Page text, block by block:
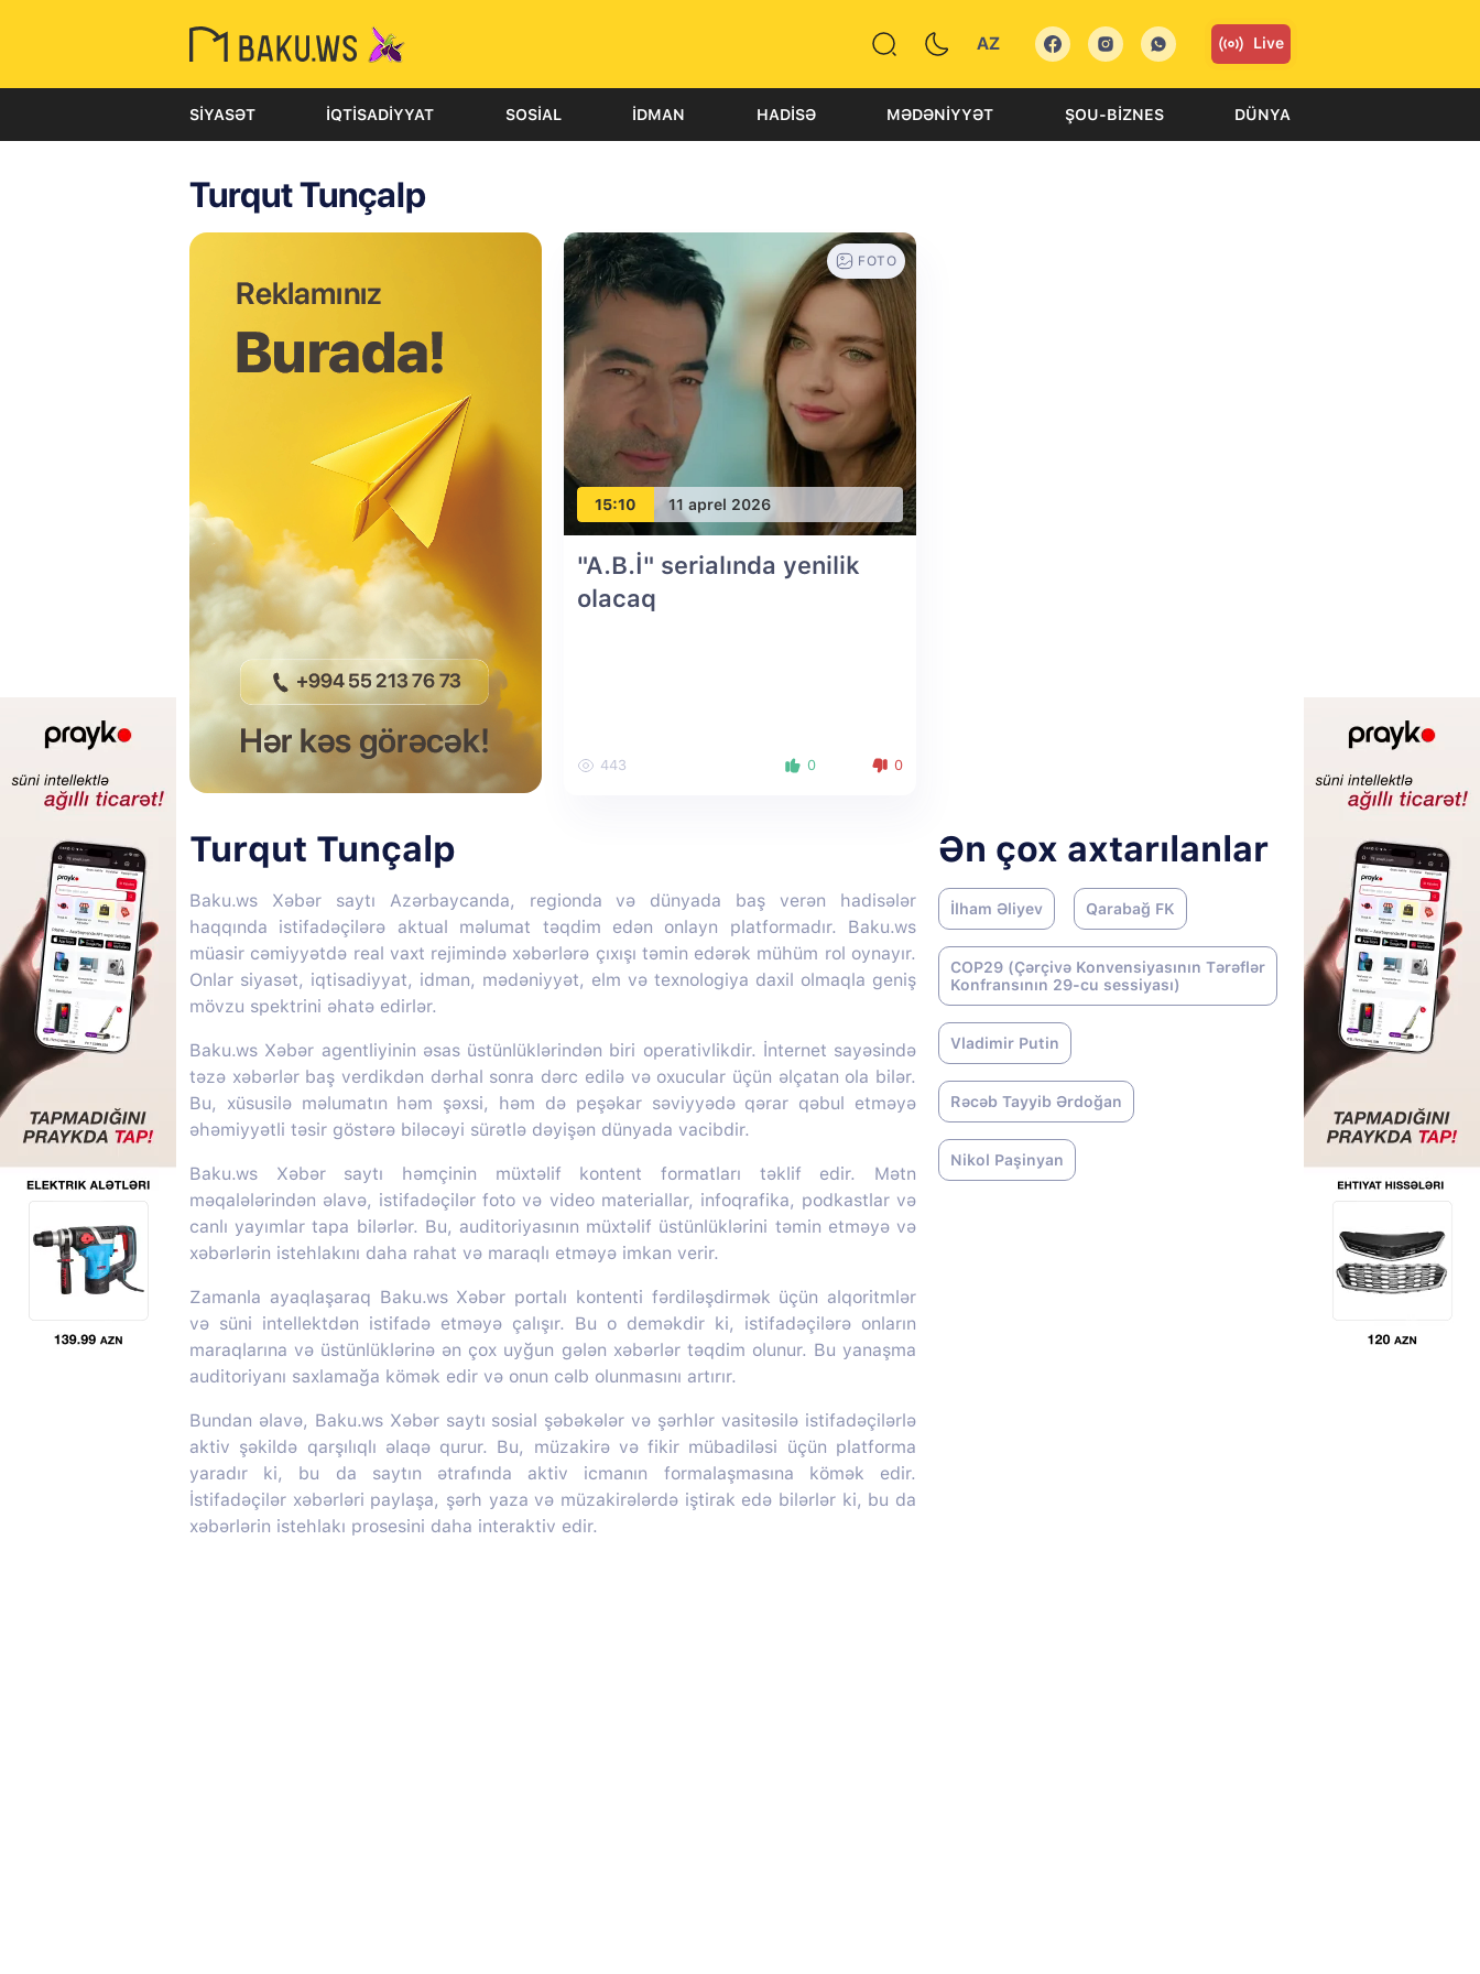
AZ Live
SIYASƏT İQTISADIYYAT SOSIAL İDMAN HADISƏ MƏDƏNIYYƏT ŞOU-BIZNES DÜNYA
Turqut Tunçalp
15:10 11 aprel 2026
FOTO
"A.B.İ" serialında yenilik
olacaq
443 0 0
Turqut Tunçalp
Baku.ws Xəbər saytı Azərbaycanda, regionda və dünyada baş verən hadisələr
haqqında istifadəçilərə aktual məlumat təqdim edən onlayn platformadır. Baku.ws
müasir cəmiyyətdə real vaxt rejimində xəbərlərə çıxışı təmin edərək mühüm rol oynayır.
Onlar siyasət, iqtisadiyyat, idman, mədəniyyət, elm və texnologiya daxil olmaqla geniş
mövzu spektrini əhatə edirlər.
Baku.ws Xəbər agentliyinin əsas üstünlüklərindən biri operativlikdir. İnternet sayəsində
təzə xəbərlər baş verdikdən dərhal sonra dərc edilə və oxucular üçün əlçatan ola bilər.
Bu, xüsusilə məlumatın həm şəxsi, həm də peşəkar səviyyədə qərar qəbul etməyə
əhəmiyyətli təsir göstərə biləcəyi sürətlə dəyişən dünyada vacibdir.
Baku.ws Xəbər saytı həmçinin müxtəlif kontent formatları təklif edir. Mətn
məqalələrindən əlavə, istifadəçilər foto və video materiallar, infoqrafika, podkastlar və
canlı yayımlar tapa bilərlər. Bu, auditoriyasının müxtəlif üstünlüklərini təmin etməyə və
xəbərlərin istehlakını daha rahat və maraqlı etməyə imkan verir.
Zamanla ayaqlaşaraq Baku.ws Xəbər portalı kontenti fərdiləşdirmək üçün alqoritmlər
və süni intellektdən istifadə etməyə çalışır. Bu o deməkdir ki, istifadəçilərə onların
maraqlarına və üstünlüklərinə ən çox uyğun gələn xəbərlər təqdim olunur. Bu yanaşma
auditoriyanı saxlamağa kömək edir və onun cəlb olunmasını artırır.
Bundan əlavə, Baku.ws Xəbər saytı sosial şəbəkələr və şərhlər vasitəsilə istifadəçilərlə
aktiv şəkildə qarşılıqlı əlaqə qurur. Bu, müzakirə və fikir mübadiləsi üçün platforma
yaradır ki, bu da saytın ətrafında aktiv icmanın formalaşmasına kömək edir.
İstifadəçilər xəbərləri paylaşa, şərh yaza və müzakirələrdə iştirak edə bilərlər ki, bu da
xəbərlərin istehlakı prosesini daha interaktiv edir.
Ən çox axtarılanlar
İlham Əliyev Qarabağ FK
COP29 (Çərçivə Konvensiyasının Tərəflər
Konfransının 29-cu sessiyası)
Vladimir Putin
Rəcəb Tayyib Ərdoğan
Nikol Paşinyan